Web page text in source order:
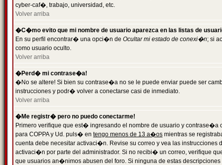
cyber-caf�, trabajo, universidad, etc.
Volver arriba
�C�mo evito que mi nombre de usuario aparezca en las listas de
En su perfil encontrar� una opci�n de Ocultar mi estado de conexi�n; si
como usuario oculto.
Volver arriba
�Perd� mi contrase�a!
�No se altere! Si bien su contrase�a no se le puede enviar puede ser
instrucciones y podr� volver a conectarse casi de inmediato.
Volver arriba
�Me registr� pero no puedo conectarme!
Primero verifique que est� ingresando el nombre de usuario y
para COPPA y Ud. puls� en tengo menos de 13 a�os mientras se
cuenta debe necesitar activaci�n. Revise su correo y vea las
activaci�n por parte del administrador. Si no recibi� un correo, verifique
que usuarios an�nimos abusen del foro. Si ninguna de estas